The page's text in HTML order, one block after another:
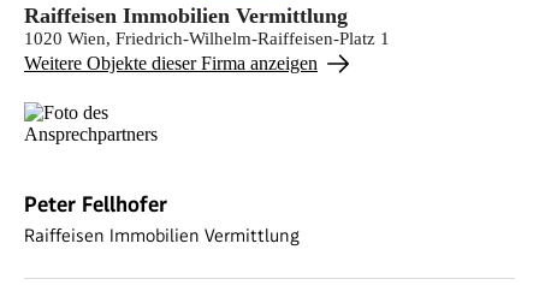
Raiffeisen Immobilien Vermittlung
1020 Wien, Friedrich-Wilhelm-Raiffeisen-Platz 1
Weitere Objekte dieser Firma anzeigen
Peter Fellhofer
Raiffeisen Immobilien Vermittlung